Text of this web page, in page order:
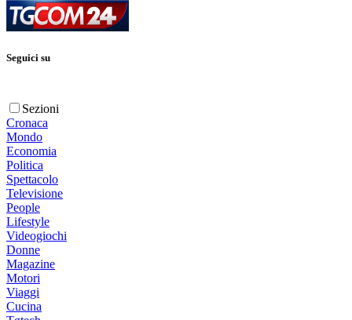
Seguici su
Sezioni
Cronaca
Mondo
Economia
Politica
Spettacolo
Televisione
People
Lifestyle
Videogiochi
Donne
Magazine
Motori
Viaggi
Cucina